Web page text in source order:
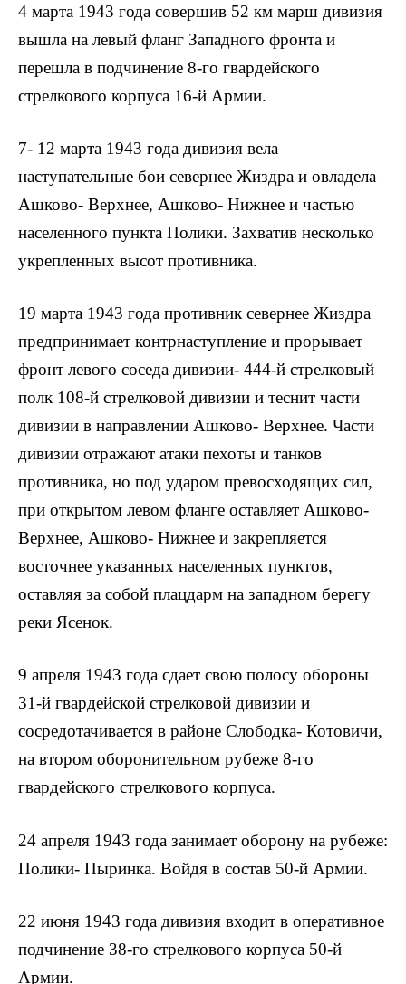
4 марта 1943 года совершив 52 км марш дивизия
вышла на левый фланг Западного фронта и
перешла в подчинение 8-го гвардейского
стрелкового корпуса 16-й Армии.
7- 12 марта 1943 года дивизия вела
наступательные бои севернее Жиздра и овладела
Ашково- Верхнее, Ашково- Нижнее и частью
населенного пункта Полики. Захватив несколько
укрепленных высот противника.
19 марта 1943 года противник севернее Жиздра
предпринимает контрнаступление и прорывает
фронт левого соседа дивизии- 444-й стрелковый
полк 108-й стрелковой дивизии и теснит части
дивизии в направлении Ашково- Верхнее. Части
дивизии отражают атаки пехоты и танков
противника, но под ударом превосходящих сил,
при открытом левом фланге оставляет Ашково-
Верхнее, Ашково- Нижнее и закрепляется
восточнее указанных населенных пунктов,
оставляя за собой плацдарм на западном берегу
реки Ясенок.
9 апреля 1943 года сдает свою полосу обороны
31-й гвардейской стрелковой дивизии и
сосредотачивается в районе Слободка- Котовичи,
на втором оборонительном рубеже 8-го
гвардейского стрелкового корпуса.
24 апреля 1943 года занимает оборону на рубеже:
Полики- Пыринка. Войдя в состав 50-й Армии.
22 июня 1943 года дивизия входит в оперативное
подчинение 38-го стрелкового корпуса 50-й
Армии.